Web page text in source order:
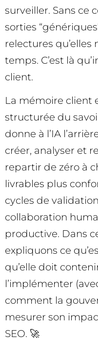
surveiller. Sans ce
sorties
relectures qu’elles
temps. C’est là
client.
La mémoire client
structurée du
donne à l’IA
créer, analyser et
repartir de zéro à
livrables plus
cycles de
collaboration
productive. Dans
expliquons ce
qu’elle doit
l’implémenter
comment la
mesurer son
SEO. 🚀